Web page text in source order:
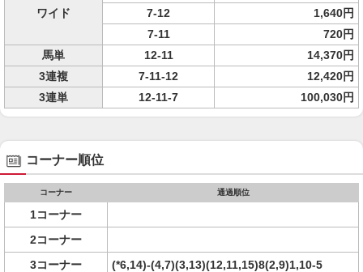
ワイド
7-12
1,640円
7-11
720円
馬単
12-11
14,370円
3連複
7-11-12
12,420円
3連単
12-11-7 100,030円
コーナー順位
コーナー 通過順位
1コーナー
2コーナー
3コーナー
(*6,14)-(4,7)(3,13)(12,11,15)8(2,9)1,10-5